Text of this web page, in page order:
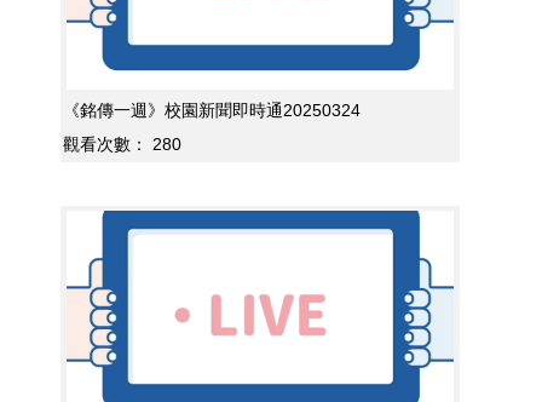
《銘傳一週》校園新聞即時通20250324
觀看次數：
280